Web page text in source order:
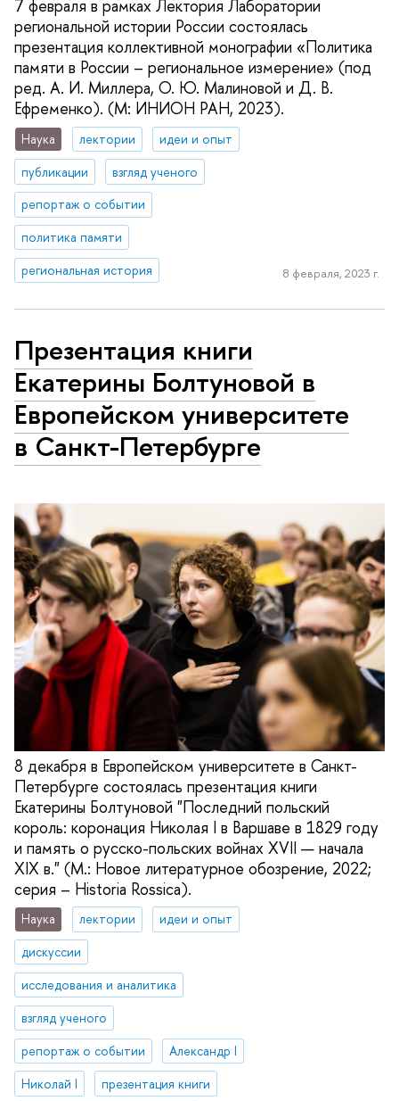
7 февраля в рамках Лектория Лаборатории
региональной истории России состоялась
презентация коллективной монографии «Политика
памяти в России – региональное измерение» (под
ред. А. И. Миллера, О. Ю. Малиновой и Д. В.
Ефременко). (М: ИНИОН РАН, 2023).
Наука лектории
идеи и опыт
публикации
взгляд ученого
репортаж о событии
политика памяти
региональная история
8 февраля, 2023 г.
Презентация книги
Екатерины Болтуновой в
Европейском университете
в Санкт-Петербурге
8 декабря в Европейском университете в Санкт-
Петербурге состоялась презентация книги
Екатерины Болтуновой "Последний польский
король: коронация Николая I в Варшаве в 1829 году
и память о русско-польских войнах XVII — начала
XIX в." (М.: Новое литературное обозрение, 2022;
серия – Historia Rossica).
Наука лектории
идеи и опыт
дискуссии
исследования и аналитика
взгляд ученого
репортаж о событии
Александр I
Николай I
презентация книги